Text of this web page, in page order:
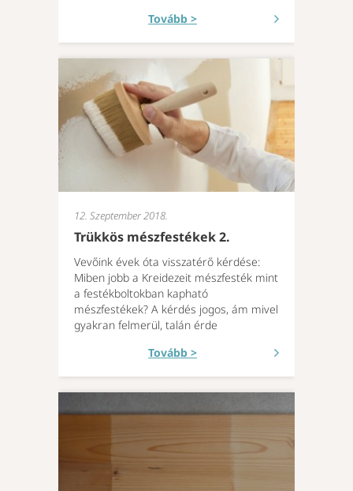
Tovább >
12. Szeptember 2018.
Trükkös mészfestékek 2.
Vevőink évek óta visszatérő kérdése:
Miben jobb a Kreidezeit mészfesték mint
a festékboltokban kapható
mészfestékek? A kérdés jogos, ám mivel
gyakran felmerül, talán érde
Tovább >